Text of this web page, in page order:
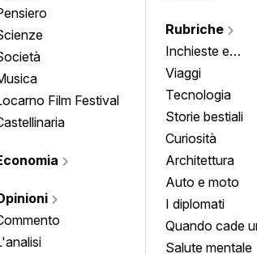
Film Festival
Rubriche
Inchieste e
approfondimenti
Viaggi
Tecnologia
Storie bestiali
Curiosità
Architettura
Auto e moto
I diplomati
Quando cade
quadro
Salute mentale